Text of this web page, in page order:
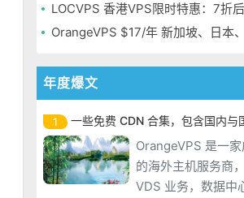
LOCVPS 香港VPS限时特惠：7折后月付仅21元 三网
OrangeVPS $17/年 新加坡、日本、
年度爆文
1
OrangeVPS 是一
的海外主机服务商
VDS 业务，数据中